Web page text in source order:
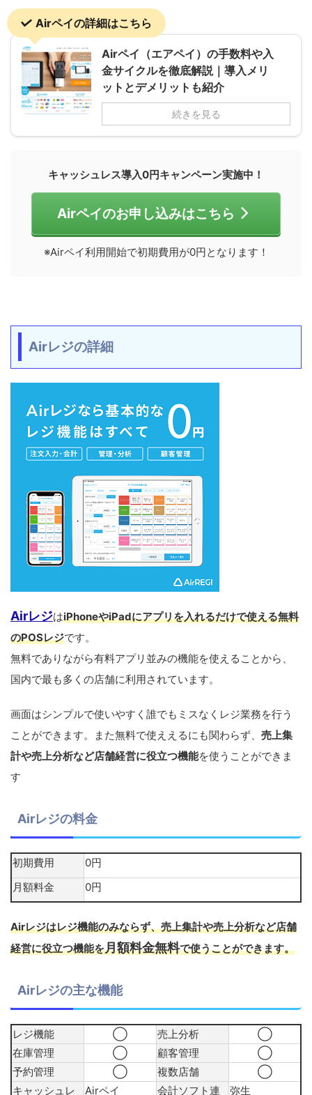
Airペイの詳細はこちら
Airペイ（エアペイ）の手数料や入
金サイクルを徹底解説｜導入メリ
ットとデメリットも紹介
続きを見る
キャッシュレス導入0円キャンペーン実施中！
Airペイのお申し込みはこちら
※Airペイ利用開始で初期費用が0円となります！
Airレジの詳細
AirレジはiPhoneやiPadにアプリを入れるだけで使える無料
のPOSレジです。
無料でありながら有料アプリ並みの機能を使えることから、
国内で最も多くの店舗に利用されています。
画面はシンプルで使いやすく誰でもミスなくレジ業務を行う
ことができます。また無料で使ええるにも関わらず、 売上集
計や売上分析など店舗経営に役立つ機能を使うことができま
す
Airレジの料金
初期費用
0円
月額料金
0円
Airレジはレジ機能のみならず、売上集計や売上分析など店舗
経営に役立つ機能を月額料金無料で使うことができます。
Airレジの主な機能
レジ機能 ◯ 売上分析
◯
在庫管理
◯ 顧客管理
◯
予約管理
◯ 複数店舗
◯
キャッシュレ
Airペイ 会計ソフト連 弥生